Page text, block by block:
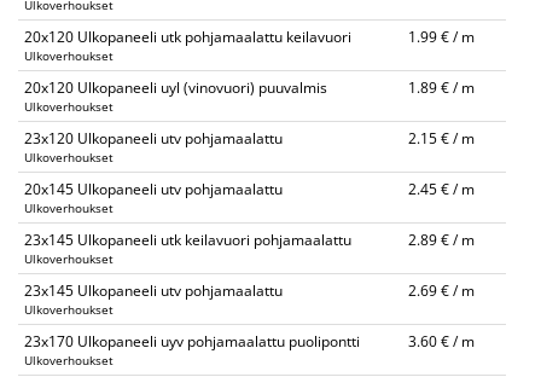
Ulkoverhoukset
20x120 Ulkopaneeli utk pohjamaalattu keilavuori
Ulkoverhoukset
1.99 € / m
20x120 Ulkopaneeli uyl (vinovuori) puuvalmis
Ulkoverhoukset
1.89 € / m
23x120 Ulkopaneeli utv pohjamaalattu
Ulkoverhoukset
2.15 € / m
20x145 Ulkopaneeli utv pohjamaalattu
Ulkoverhoukset
2.45 € / m
23x145 Ulkopaneeli utk keilavuori pohjamaalattu
Ulkoverhoukset
2.89 € / m
23x145 Ulkopaneeli utv pohjamaalattu
Ulkoverhoukset
2.69 € / m
23x170 Ulkopaneeli uyv pohjamaalattu puolipontti
Ulkoverhoukset
3.60 € / m